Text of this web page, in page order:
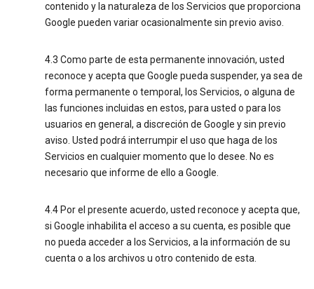
contenido y la naturaleza de los Servicios que proporciona
Google pueden variar ocasionalmente sin previo aviso.
4.3 Como parte de esta permanente innovación, usted
reconoce y acepta que Google pueda suspender, ya sea de
forma permanente o temporal, los Servicios, o alguna de
las funciones incluidas en estos, para usted o para los
usuarios en general, a discreción de Google y sin previo
aviso. Usted podrá interrumpir el uso que haga de los
Servicios en cualquier momento que lo desee. No es
necesario que informe de ello a Google.
4.4 Por el presente acuerdo, usted reconoce y acepta que,
si Google inhabilita el acceso a su cuenta, es posible que
no pueda acceder a los Servicios, a la información de su
cuenta o a los archivos u otro contenido de esta.